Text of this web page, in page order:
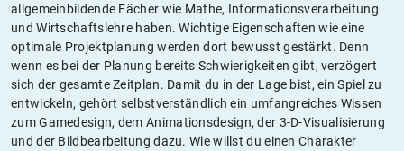
allgemeinbildende Fächer wie Mathe, Informationsverarbeitung
und Wirtschaftslehre haben. Wichtige Eigenschaften wie eine
optimale Projektplanung werden dort bewusst gestärkt. Denn
wenn es bei der Planung bereits Schwierigkeiten gibt, verzögert
sich der gesamte Zeitplan. Damit du in der Lage bist, ein Spiel zu
entwickeln, gehört selbstverständlich ein umfangreiches Wissen
zum Gamedesign, dem Animationsdesign, der 3-D-Visualisierung
und der Bildbearbeitung dazu. Wie willst du einen Charakter